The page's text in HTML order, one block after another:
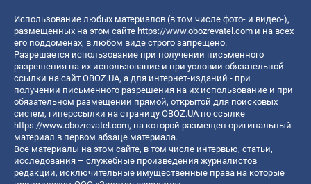
Использование любых материалов (в том числе фото- и видео-),
размещенных на этом сайте https://www.obozrevatel.com и на всех
его поддоменах, в любом виде строго запрещено.
Разрешается использование при получении письменного
разрешения на их использование и при условии обязательной
ссылки на сайт OBOZ.UA, а для интернет-изданий - при
получении письменного разрешения на их использование и при
обязательном размещении прямой, открытой для поисковых
систем, гиперссылки на страницу OBOZ.UA по ссылке
https://www.obozrevatel.com, на которой размещен оригинальный
материал в первом абзаце материала.
Все материалы на этом сайте, в том числе интервью, статьи,
исследования – служебные произведения журналистов
редакции, исключительные имущественные права на которые